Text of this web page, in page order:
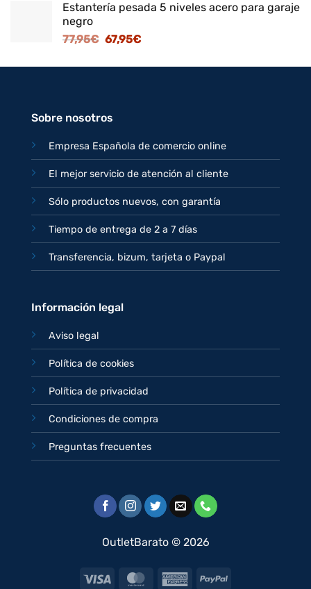
original
125,95€.
actual
Estantería pesada 5 niveles acero para garaje
negro
77,95€ El
original
67,95€El
actual
Sobre nosotros
Empresa Española de comercio online
El mejor servicio de atención al cliente
Sólo productos nuevos, con garantía
Tiempo de entrega de 2 a 7 días
Transferencia, bizum, tarjeta o Paypal
Información legal
Aviso legal
Política de cookies
Política de privacidad
Condiciones de compra
Preguntas frecuentes
OutletBarato © 2026
Visa MasterCardAmericanPayPal